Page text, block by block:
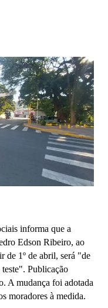
informa que a
Edson Ribeiro, ao
de 1º de abril, será "de
Publicação
A mudança foi adotada
moradores à medida.